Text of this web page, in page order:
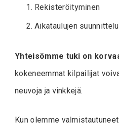
Rekisteröityminen
Aikataulujen suunnittelu
Yhteisömme tuki on
kokeneemmat kilpailijat
neuvoja ja vinkkejä.
Kun olemme